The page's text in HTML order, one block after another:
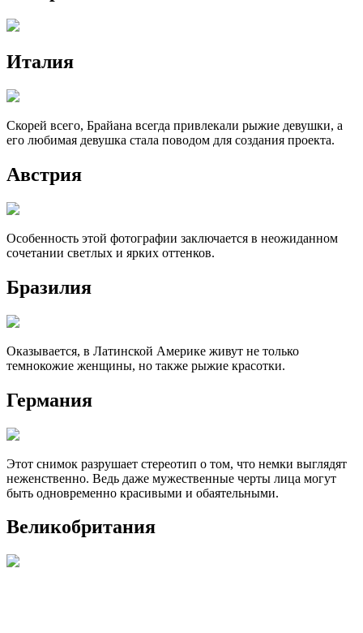
Италия
Скорей всего, Брайана всегда привлекали рыжие девушки, а
его любимая девушка стала поводом для создания проекта.
Австрия
Особенность этой фотографии заключается в неожиданном
сочетании светлых и ярких оттенков.
Бразилия
Оказывается, в Латинской Америке живут не только
темнокожие женщины, но также рыжие красотки.
Германия
Этот снимок разрушает стереотип о том, что немки выглядят
неженственно. Ведь даже мужественные черты лица могут
быть одновременно красивыми и обаятельными.
Великобритания